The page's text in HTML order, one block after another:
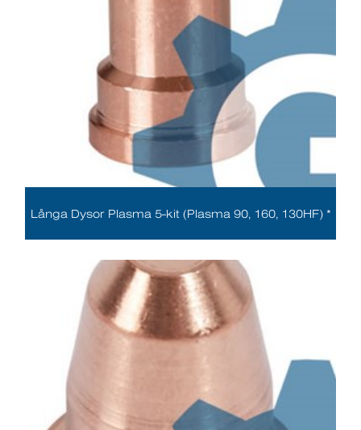
Långa Dysor Plasma 5-kit (Plasma 90, 160, 130HF) *